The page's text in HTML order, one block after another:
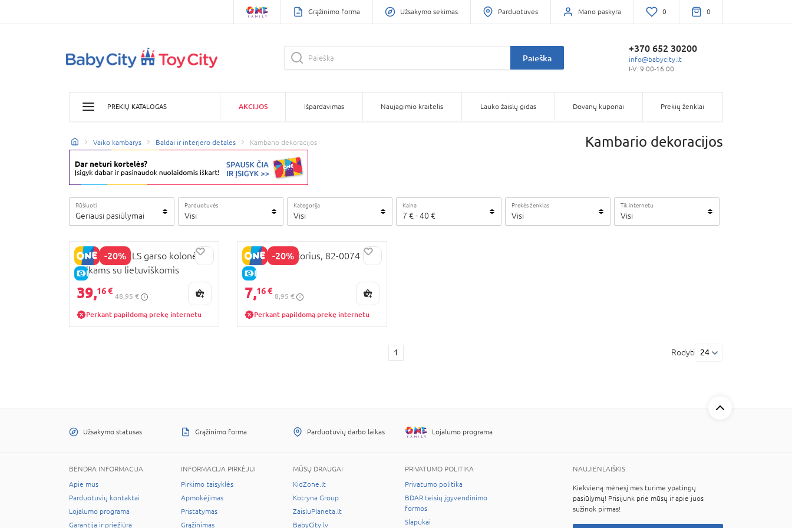
Grąžinimo forma Užsakymo sekimas Parduotuvės Mano paskyra 0 0
Paieška
+370 652 30200
info@babycity.lt
I-V: 9:00-16:00
PREKIŲ KATALOGAS AKCIJOS Išpardavimas Naujagimio kraitelis Lauko žaislų gidas Dovanų kuponai Prekių ženklai
Vaiko kambarys Baldai ir interjero detalės Kambario dekoracijos Kambario dekoracijos
Rūšiuoti
Geriausi pasiūlymai
Parduotuvės
Visi
Kategorija
Visi
Kaina
7 €-40 €
Prekės ženklas
Visi
Tik internetu
Visi
-20%
E-KAINA
YES FOR SKILLS garso kolonėlė
vaikams su lietuviškomis
dainomis ir pasakomis,
4779053233036
39,16 €
48,95 €
Perkant papildomą prekę internetu
-20%
E-KAINA
NASA projektorius, 82-0074
7,16 €
8,95 €
Perkant papildomą prekę internetu
1 Rodyti 24
Užsakymo statusas Grąžinimo forma Parduotuvių darbo laikas Lojalumo programa
BENDRA INFORMACIJA
Apie mus
Parduotuvių kontaktai
Lojalumo programa
Garantija ir priežiūra
INFORMACIJA PIRKĖJUI
Pirkimo taisyklės
Apmokėjimas
Pristatymas
Grąžinimas
MŪSŲ DRAUGAI
KidZone.lt
Kotryna Group
ZaisluPlaneta.lt
BabyCity.lv
PRIVATUMO POLITIKA
Privatumo politika
BDAR teisių įgyvendinimo
formos
Slapukai
NAUJIENLAIŠKIS
Kiekvieną mėnesį mes turime ypatingų
pasiūlymų! Prisijunk prie mūsų ir apie juos
sužinok pirmas!